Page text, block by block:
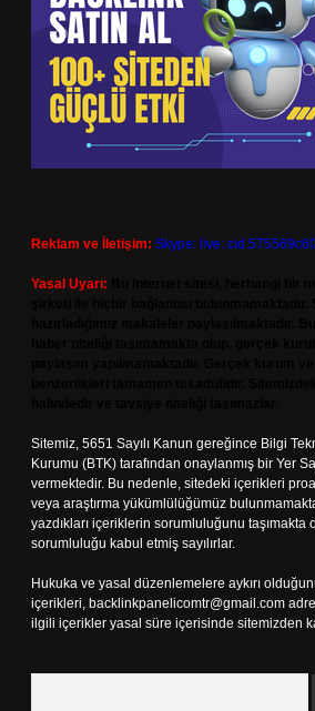
Reklam ve İletişim: Skype:
Yasal Uyarı:
Sitemiz, 5651 Sayılı Kanun gereğince Bilgi
Kurumu (BTK) tarafından onaylanmış bir Yer
vermektedir. Bu nedenle, sitedeki içerikleri
veya araştırma yükümlülüğümüz
yazdıkları içeriklerin sorumluluğunu taşımakta
sorumluluğu kabul etmiş sayılırlar.
Hukuka ve yasal düzenlemelere aykırı
içerikleri, backlinkpanelicomtr@gmail.com
ilgili içerikler yasal süre içerisinde sitemizden